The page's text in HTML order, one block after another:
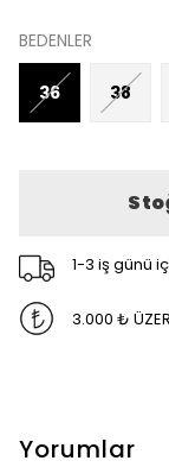
BEDENLER
36 38
1-3 iş günü
3.000 ₺
Yorumlar